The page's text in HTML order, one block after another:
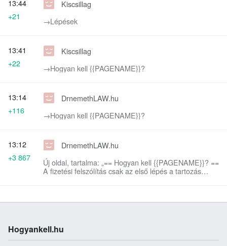
Kiscsillag
→‎Lépések
13:44
+21
Kiscsillag
→‎Hogyan kell {{PAGENAME}}?
13:41
+22
DrnemethLAW.hu
→‎Hogyan kell {{PAGENAME}}?
13:14
+116
DrnemethLAW.hu
Új oldal, tartalma: „== Hogyan kell {{PAGENAME}}? ==
A fizetési felszólítás csak az első lépés a tartozás
13:12
+3 867
Hogyankell.hu